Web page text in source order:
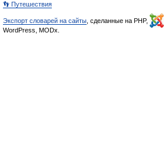
👣 Путешествия
Экспорт словарей на сайты , сделанные на PHP,
WordPress, MODx.